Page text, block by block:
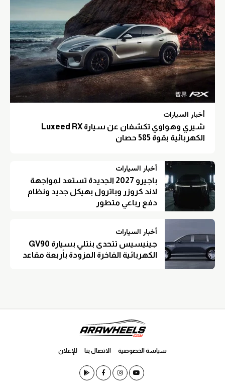
أخبار السيارات
شيري وهواوي تكشفان عن سيارة Luxeed RX
الكهربائية بقوة 585 حصان
أخبار السيارات
باجيرو 2027 الجديدة تستعد لمواجهة
لاند كروزر وباترول بهيكل جديد ونظام
دفع رباعي متطور
أخبار السيارات
جينيسيس تتحدى بنتلي بسيارة GV90
الكهربائية الفاخرة المزودة بأربعة مقاعد
سياسة الخصوصية الاتصال بنا للإعلان